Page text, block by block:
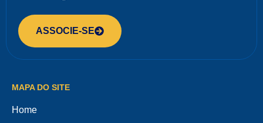
ASSOCIE-SE
MAPA DO SITE
Home